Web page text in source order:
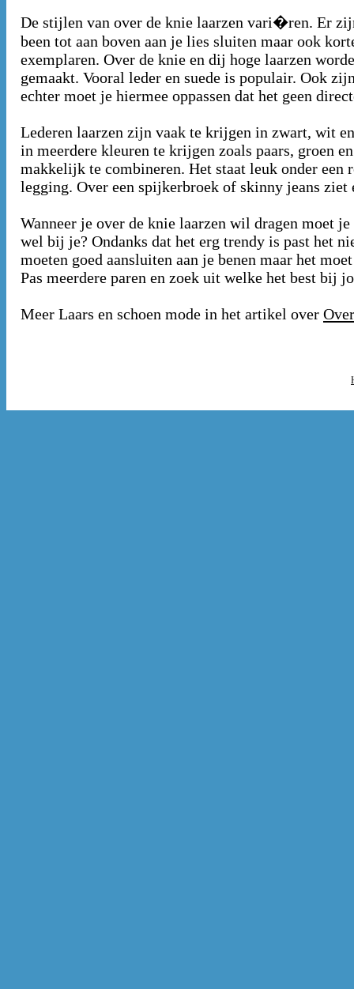
De stijlen van over de knie laarzen vari�ren. Er
been tot aan boven aan je lies sluiten maar ook
exemplaren. Over de knie en dij hoge laarzen
gemaakt. Vooral leder en suede is populair. Ook
echter moet je hiermee oppassen dat het geen
Lederen laarzen zijn vaak te krijgen in zwart, wit
in meerdere kleuren te krijgen zoals paars, groen
makkelijk te combineren. Het staat leuk onder een
legging. Over een spijkerbroek of skinny jeans ziet
Wanneer je over de knie laarzen wil dragen moet
wel bij je? Ondanks dat het erg trendy is past het
moeten goed aansluiten aan je benen maar het
Pas meerdere paren en zoek uit welke het best bij
Meer Laars en schoen mode in het artikel over